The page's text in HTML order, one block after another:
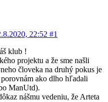
22:52 #1
klub !
projektu a že sme našli
človeka na druhý pokus je
ako dlho hľadali
ManUtd).
nášmu vedeniu, že Arteta